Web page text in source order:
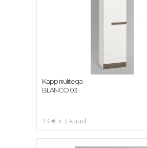
73 € x 3 kuud
Kapp riiulitega
BLANCO 03